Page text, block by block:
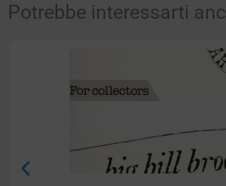
Potrebbe interessarti